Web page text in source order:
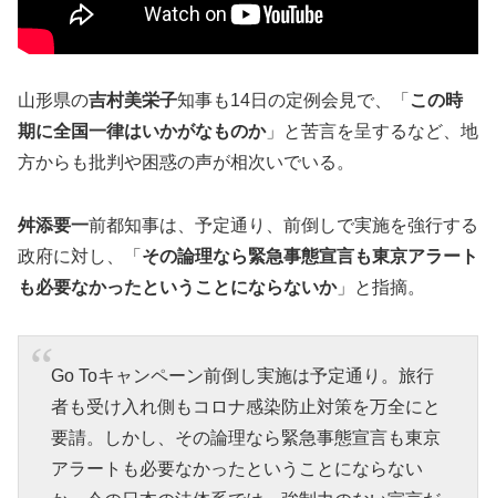
山形県の吉村美栄子知事も14日の定例会見で、「 この時
期に全国一律はいかがなものか」と苦言を呈するなど、地
方からも批判や困惑の声が相次いでいる。
舛添要一前都知事は、予定通り、前倒しで実施を強行する
政府に対し、「 その論理なら緊急事態宣言も東京アラート
も必要なかったということにならないか」と指摘。
Go Toキャンペーン前倒し実施は予定通り。旅行
者も受け入れ側もコロナ感染防止対策を万全にと
要請。しかし、その論理なら緊急事態宣言も東京
アラートも必要なかったということにならない